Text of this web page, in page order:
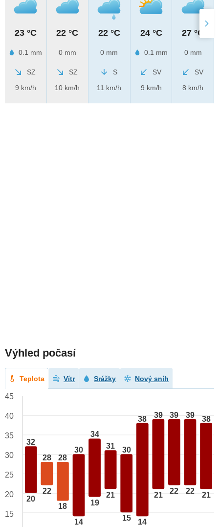
23 °C
0.1 mm
SZ
9 km/h
22 °C
0 mm
SZ
10 km/h
22 °C
0 mm
S
11 km/h
24 °C
0.1 mm
SV
9 km/h
27 °C
0 mm
SV
8 km/h
Výhled počasí
Teplota Vítr Srážky Nový sníh
32
20
28
22
28
18
30
14
34
19
31
21
30
15
38
14
39
21
39
22
39
22
38
21
45
40
35
30
25
20
15